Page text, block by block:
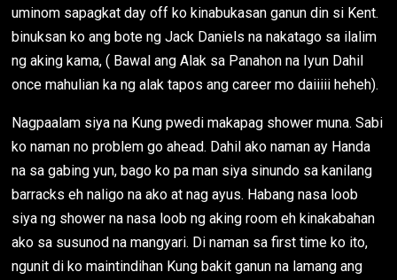
uminom sapagkat day off ko kinabukasan ganun din si Kent.
binuksan ko ang bote ng Jack Daniels na nakatago sa ilalim
ng aking kama, ( Bawal ang Alak sa Panahon na Iyun Dahil
once mahulian ka ng alak tapos ang career mo daiiiii heheh).
Nagpaalam siya na Kung pwedi makapag shower muna. Sabi
ko naman no problem go ahead. Dahil ako naman ay Handa
na sa gabing yun, bago ko pa man siya sinundo sa kanilang
barracks eh naligo na ako at nag ayus. Habang nasa loob
siya ng shower na nasa loob ng aking room eh kinakabahan
ako sa susunod na mangyari. Di naman sa first time ko ito,
ngunit di ko maintindihan Kung bakit ganun na lamang ang